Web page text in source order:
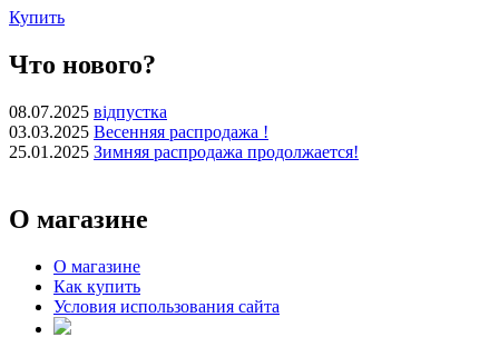
Купить
Что нового?
08.07.2025 відпустка
03.03.2025 Весенняя распродажа !
25.01.2025 Зимняя распродажа продолжается!
О магазине
О магазине
Как купить
Условия использования сайта